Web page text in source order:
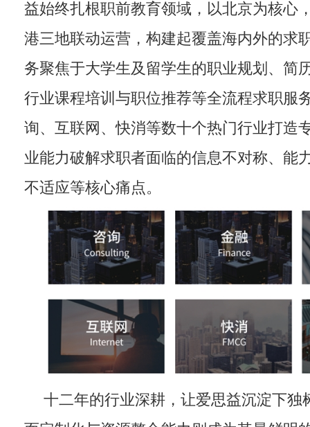
益始终扎根职前教育领域，以北京为核心
港三地联动运营，构建起覆盖海内外的求
务聚焦于大学生及留学生的职业规划、简
行业课程培训与职位推荐等全流程求职服
询、互联网、快消等数十个热门行业打造
业能力破解求职者面临的信息不对称、能
不适应等核心痛点。
十二年的行业深耕，让爱思益沉淀下独